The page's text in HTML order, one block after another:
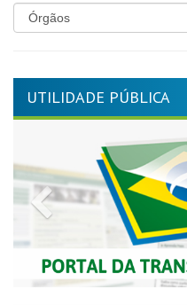
UTILIDADE PÚBLICA
Previous